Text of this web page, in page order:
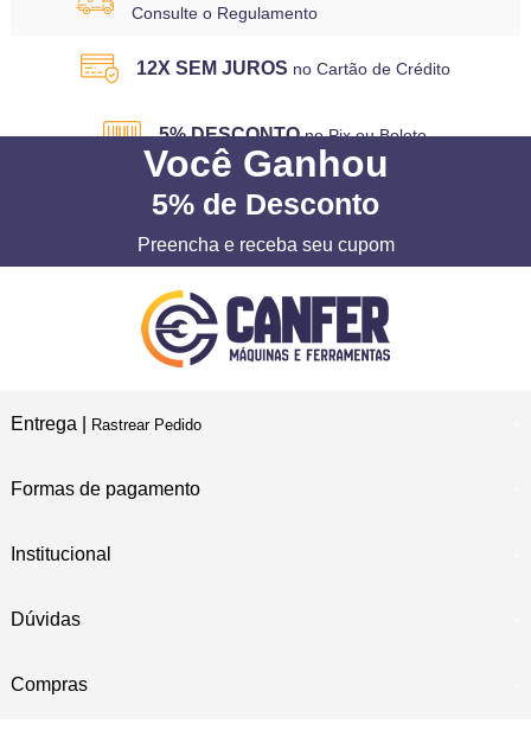
Consulte o Regulamento
12X SEM JUROS no Cartão de Crédito
5% DESCONTO no Pix ou Boleto
Você Ganhou
5% de Desconto
Preencha e receba seu cupom
Entrega | Rastrear Pedido
Formas de pagamento
Institucional
Dúvidas
Compras